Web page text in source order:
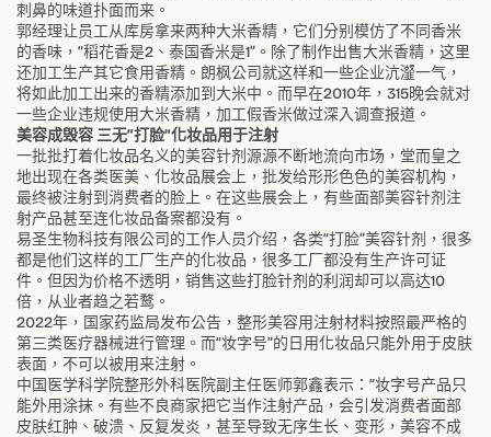
刺鼻的味道扑面而来。
郭经理让员工从库房拿来两种大米香精，它们分别模仿了不同香米
的香味，“稻花香是2、泰国香米是1”。除了制作出售大米香精，这里
还加工生产其它食用香精。朗枫公司就这样和一些企业沆瀣一气，
将如此加工出来的香精添加到大米中。而早在2010年，315晚会就对
一些企业违规使用大米香精，加工假香米做过深入调查报道。
美容成毁容 三无“打脸”化妆品用于注射
一批批打着化妆品名义的美容针剂源源不断地流向市场，堂而皇之
地出现在各类医美、化妆品展会上，批发给形形色色的美容机构，
最终被注射到消费者的脸上。在这些展会上，有些面部美容针剂注
射产品甚至连化妆品备案都没有。
易圣生物科技有限公司的工作人员介绍，各类“打脸”美容针剂，很多
都是他们这样的工厂生产的化妆品，很多工厂都没有生产许可证
件。但因为价格不透明，销售这些打脸针剂的利润却可以高达10
倍，从业者趋之若鹜。
2022年，国家药监局发布公告，整形美容用注射材料按照最严格的
第三类医疗器械进行管理。而“妆字号”的日用化妆品只能外用于皮肤
表面，不可以被用来注射。
中国医学科学院整形外科医院副主任医师郭鑫表示：“妆字号产品只
能外用涂抹。有些不良商家把它当作注射产品，会引发消费者面部
皮肤红肿、破溃、反复发炎，甚至导致无序生长、变形，美容不成